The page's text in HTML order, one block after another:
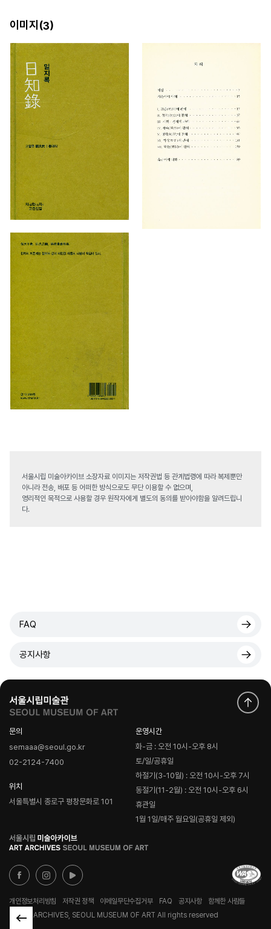
이미지(3)
서울시립 미술아카이브 소장자료 이미지는 저작권법 등 관계법령에 따라 복제뿐만
아니라 전송, 배포 등 어떠한 방식으로도 무단 이용할 수 없으며,
영리적인 목적으로 사용할 경우 원작자에게 별도의 동의를 받아야함을 알려드립니
다.
FAQ
공지사항
문의
semaaa@seoul.go.kr
02-2124-7400
위치
서울특별시 종로구 평창문화로 101
운영시간
화-금 : 오전 10시-오후 8시
토/일/공휴일
하절기(3-10월) : 오전 10시-오후 7시
동절기(11-2월) : 오전 10시-오후 6시
휴관일
1월 1일/매주 월요일(공휴일 제외)
로
고
개인정보처리방침 저작권 정책 이메일무단수집거부 FAQ 공지사항
함께한 사람들
© ART ARCHIVES, SEOUL MUSEUM OF ART All rights reserved